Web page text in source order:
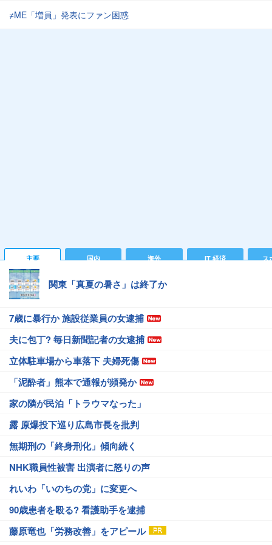
≠ME「増員」発表にファン困惑
主要 国内 海外 IT 経済 ス
関東「真夏の暑さ」は終了か
7歳に暴行か 施設従業員の女逮捕
夫に包丁? 毎日新聞記者の女逮捕
立体駐車場から車落下 夫婦死傷
「泥酔者」熊本で通報が頻発か
家の隣が民泊「トラウマなった」
露 原爆投下巡り広島市長を批判
無期刑の「終身刑化」傾向続く
NHK職員性被害 出演者に怒りの声
れいわ「いのちの党」に変更へ
90歳患者を殴る? 看護助手を逮捕
藤原竜也「労務改善」をアピール